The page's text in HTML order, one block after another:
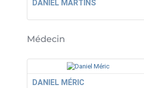
DANIEL MARTINS
Médecin
DANIEL MÉRIC